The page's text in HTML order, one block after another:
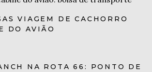
VIAGEM DE CACHORRO
DO AVIÃO
NA ROTA 66: PONTO DE